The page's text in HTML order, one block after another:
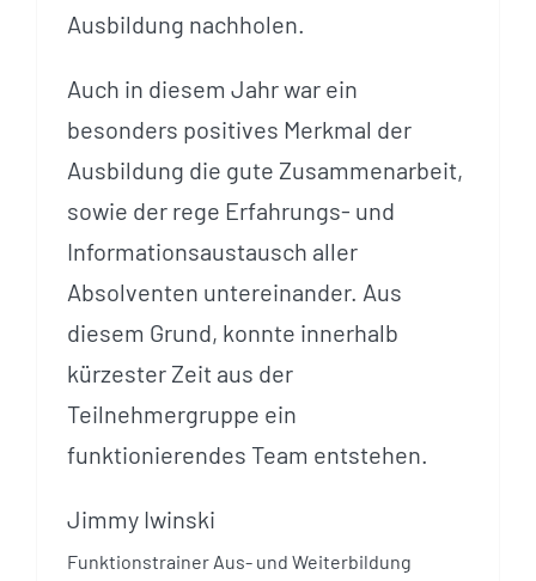
Ausbildung nachholen.
Auch in diesem Jahr war ein
besonders positives Merkmal der
Ausbildung die gute Zusammenarbeit,
sowie der rege Erfahrungs- und
Informationsaustausch aller
Absolventen untereinander. Aus
diesem Grund, konnte innerhalb
kürzester Zeit aus der
Teilnehmergruppe ein
funktionierendes Team entstehen.
Jimmy Iwinski
Funktionstrainer Aus- und Weiterbildung